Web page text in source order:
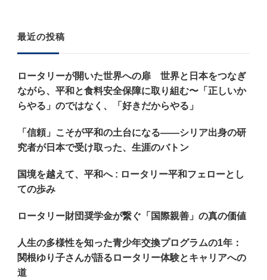
探
で
す
?
最近の投稿
ロータリーが開いた世界への扉 世界と日本をつなぎ
ながら、平和と食料安全保障に取り組む〜「正しいか
らやる」のではなく、「好きだからやる」
「信頼」こそが平和の土台になる——シリア出身の研
究者が日本で受け取った、生涯のバトン
国境を越えて、平和へ : ロータリー平和フェローとし
ての歩み
ロータリー財団奨学金が繋ぐ「国際親善」の真の価値
人生の多様性を知った青少年交換プログラムの1年：
関根ゆり子さんが語るロータリー体験とキャリアへの
道